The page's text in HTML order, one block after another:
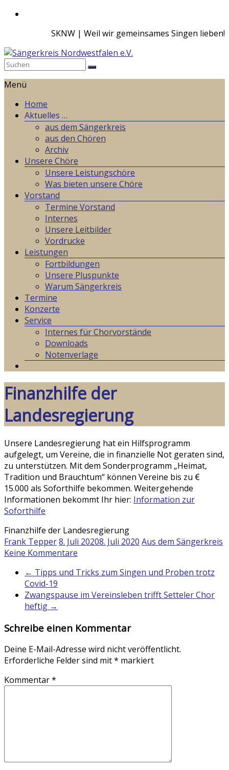
Zum
SKNW | Weil wir gemeinsames Singen lieben!
Sängerkreis
Nordwestfalen
Weil
gemeinsames
Singen
lieben!
Menü
Home
Aktuelles …
aus dem Sängerkreis
aus den Chören
Archiv
Unsere Chöre
Unsere Leistungschöre
Was bieten unsere Chöre
Vorstand
Termine Vorstand
Internes
Unsere Leitbilder
Vordrucke
Leistungen
Fortbildungen
Unsere Pluspunkte
Warum Sängerkreis
Termine
Konzerte
Service
Internes für Chorvorstände
Downloads
Notenverlage
Finanzhilfe der
Landesregierung
Unsere Landesregierung hat ein Hilfsprogramm
aufgelegt, um Vereine, die in finanzielle Not geraten sind,
zu unterstützen. Mit dem Sonderprogramm „Heimat,
Tradition und Brauchtum“ können Vereine bis zu €
15.000 als Soforthilfe bekommen. Weitergehende
Informationen bekommt Ihr hier: Information zur
Soforthilfe
Finanzhilfe der Landesregierung
Frank Tepper8. Juli 20208. Juli 2020 Aus dem Sängerkreis
Keine Kommentare
← Tipps und Tricks zum Singen und Proben trotz
Covid-19
Zwangspause im Vereinsleben trifft Setteler Chor
heftig →
Schreibe einen Kommentar
Deine E-Mail-Adresse wird nicht veröffentlicht.
Erforderliche Felder sind mit* markiert
Kommentar*